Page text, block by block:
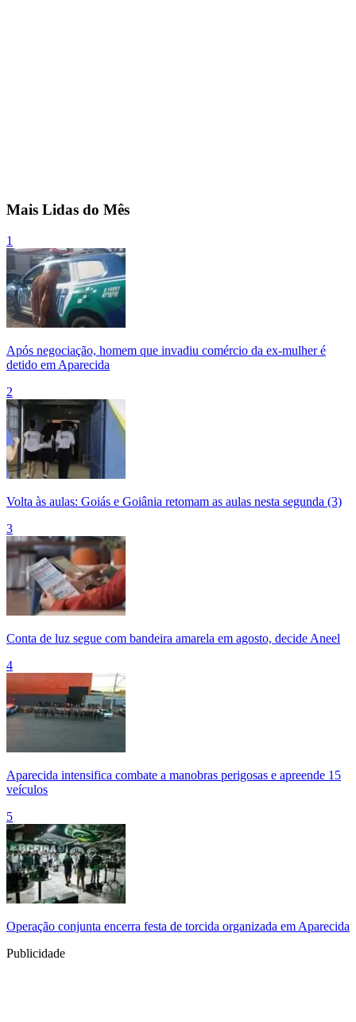
Mais Lidas do Mês
1
Após negociação, homem que invadiu comércio da ex-mulher é
detido em Aparecida
2
Volta às aulas: Goiás e Goiânia retomam as aulas nesta segunda (3)
3
Conta de luz segue com bandeira amarela em agosto, decide Aneel
4
Aparecida intensifica combate a manobras perigosas e apreende 15
veículos
5
Operação conjunta encerra festa de torcida organizada em Aparecida
Publicidade